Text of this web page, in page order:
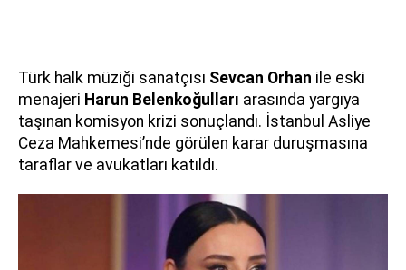
Türk halk müziği sanatçısı Sevcan Orhan ile eski
menajeri Harun Belenkoğulları arasında yargıya
taşınan komisyon krizi sonuçlandı. İstanbul Asliye
Ceza Mahkemesi’nde görülen karar duruşmasına
taraflar ve avukatları katıldı.